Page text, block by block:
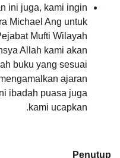
ini juga, kami ingin
Michael Ang untuk
Mufti Wilayah
Allah kami akan
buku yang sesuai
ajaran
ibadah puasa juga
kami ucapkan.
Penutup